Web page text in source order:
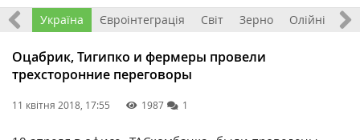
Все Україна Євроінтеграція Світ Зерно Олійні
Оцабрик, Тигипко и фермеры провели
трехсторонние переговоры
11 квітня 2018, 17:55 1987 1